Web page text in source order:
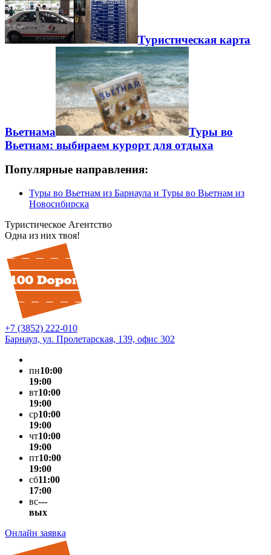
Туристическая карта
Вьетнама
Туры во
Вьетнам: выбираем курорт для отдыха
Популярные направления:
Туры во Вьетнам из Барнаула и Туры во Вьетнам из
Новосибирска
Туристическое Агентство
Одна из них твоя!
+7 (3852) 222-010
Барнаул, ул. Пролетарская, 139, офис 302
пн10:00
19:00
вт10:00
19:00
ср10:00
19:00
чт10:00
19:00
пт10:00
19:00
сб11:00
17:00
вс---
вых
Онлайн заявка